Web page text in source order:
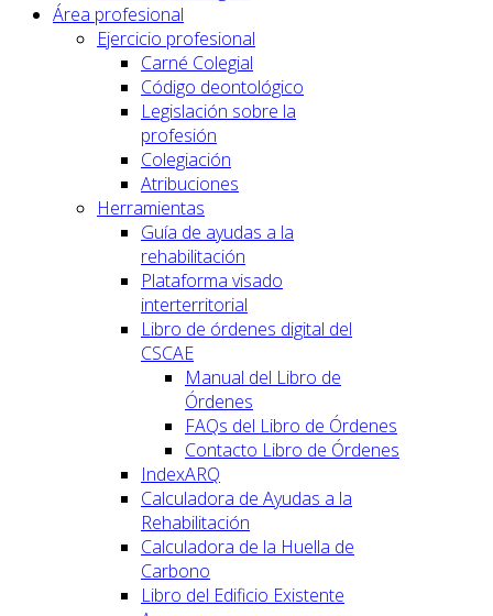
Área profesional
Ejercicio profesional
Carné Colegial
Código deontológico
Legislación sobre la
profesión
Colegiación
Atribuciones
Herramientas
Guía de ayudas a la
rehabilitación
Plataforma visado
interterritorial
Libro de órdenes digital del
CSCAE
Manual del Libro de
Órdenes
FAQs del Libro de Órdenes
Contacto Libro de Órdenes
IndexARQ
Calculadora de Ayudas a la
Rehabilitación
Calculadora de la Huella de
Carbono
Libro del Edificio Existente